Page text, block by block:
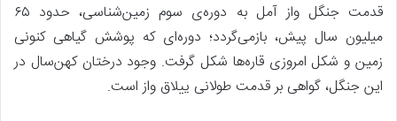
قدمت جنگل واز آمل به دوره‌ی سوم زمین‌شناسی، حدود ۶۵
میلیون سال پیش، بازمی‌گردد؛ دوره‌ای که پوشش گیاهی کنونی
زمین و شکل امروزی قاره‌ها شکل گرفت. وجود درختان کهن‌سال در
این جنگل، گواهی بر قدمت طولانی ییلاق واز است.